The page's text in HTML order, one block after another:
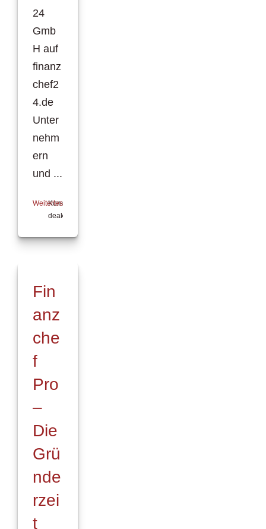
24
Gmb
H auf
finanz
chef2
4.de
Unter
nehm
ern
und ...
Weiterlesen
Kommentare
deaktiviert
Finanzchef24:
Vergleichsrechner
Fin
anz
che
f
Pro
–
Die
Grü
nde
rzei
t